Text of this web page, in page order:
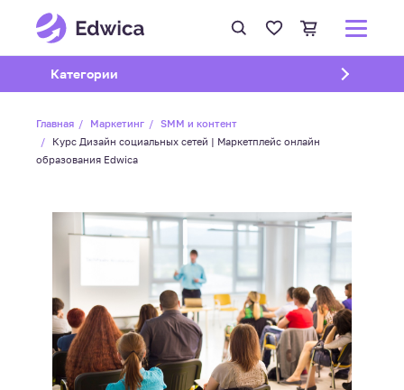
Открыть подменю
Категории
Главная Маркетинг
SMM и контент
Курс Дизайн социальных сетей | Маркетплейс онлайн
образования Edwica